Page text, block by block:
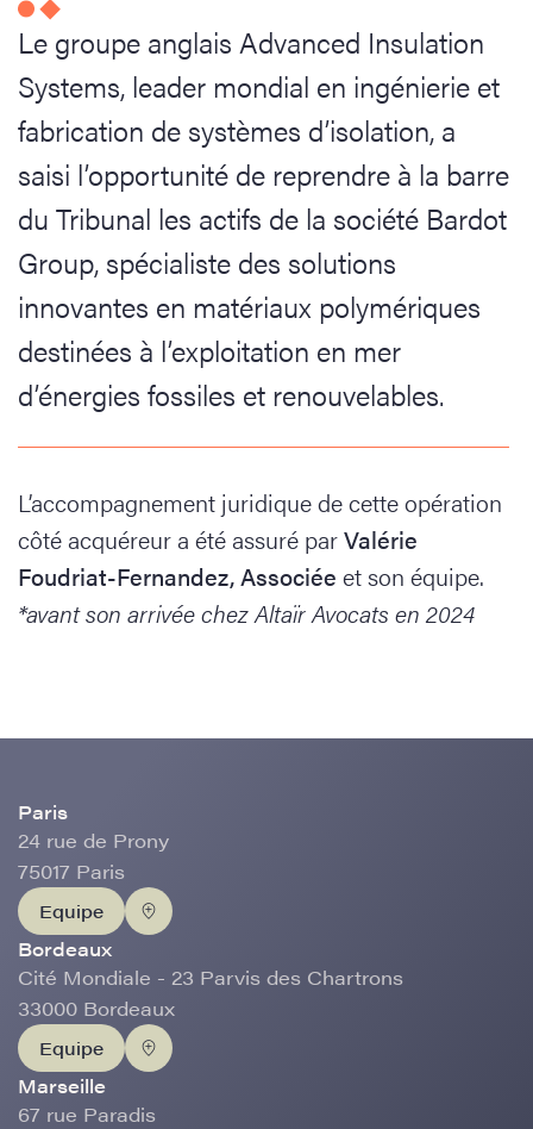
Le groupe anglais Advanced Insulation
Systems, leader mondial en ingénierie et
fabrication de systèmes d’isolation, a
saisi l’opportunité de reprendre à la barre
du Tribunal les actifs de la société Bardot
Group, spécialiste des solutions
innovantes en matériaux polymériques
destinées à l’exploitation en mer
d’énergies fossiles et renouvelables.
L’accompagnement juridique de cette opération
côté acquéreur a été assuré parValérie
Foudriat-Fernandez, Associée et son équipe.
*avant son arrivée chez Altaïr Avocats en 2024
Paris
24 rue de Prony
75017 Paris
Equipe
Bordeaux
Cité Mondiale - 23 Parvis des Chartrons
33000 Bordeaux
Equipe
Marseille
67 rue Paradis